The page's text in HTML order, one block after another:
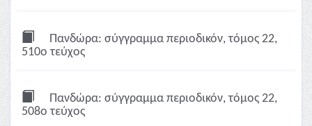
Πανδώρα: σύγγραμμα περιοδικόν, τόμος 22,
510ο τεύχος
Πανδώρα: σύγγραμμα περιοδικόν, τόμος 22,
508ο τεύχος